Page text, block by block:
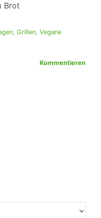
Brot
, Grillen, Vegane
Kommentieren